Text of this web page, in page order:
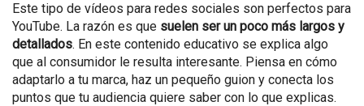
Este tipo de vídeos para redes sociales son perfectos para
YouTube. La razón es que suelen ser un poco más largos y
detallados. En este contenido educativo se explica algo
que al consumidor le resulta interesante. Piensa en cómo
adaptarlo a tu marca, haz un pequeño guion y conecta los
puntos que tu audiencia quiere saber con lo que explicas.